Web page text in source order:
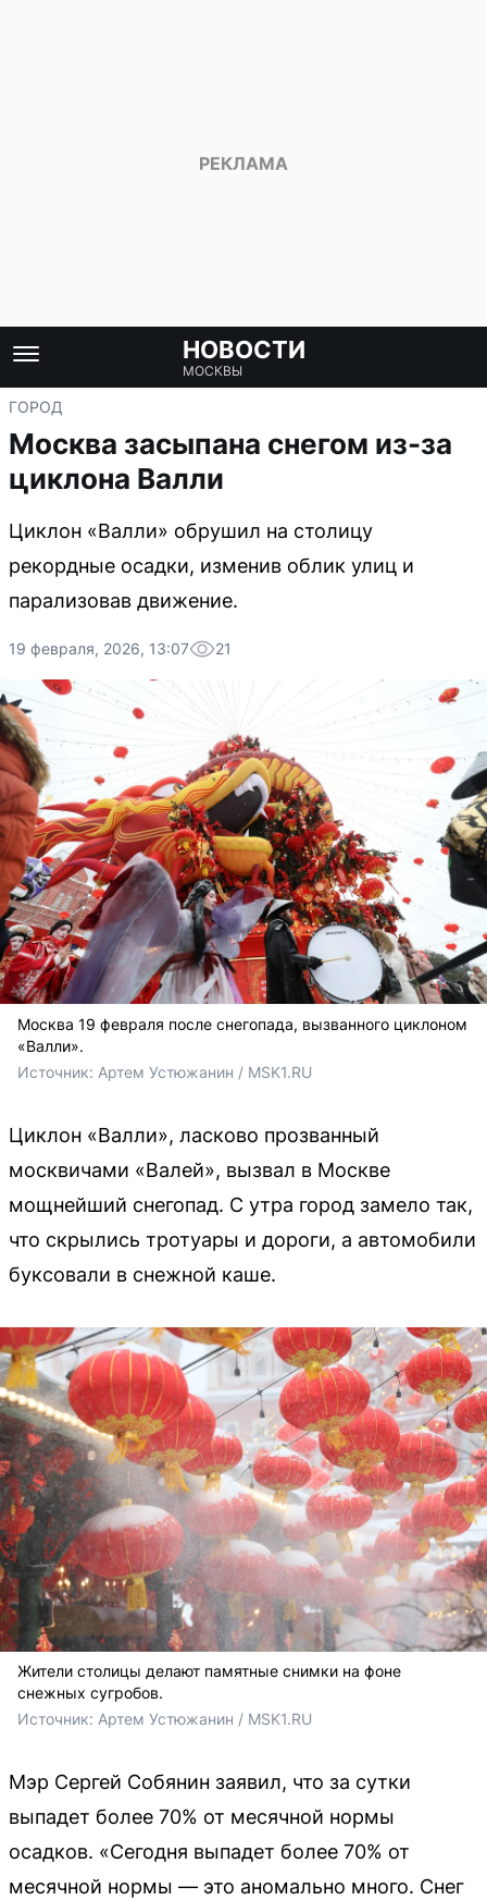
НОВОСТИ
МОСКВЫ
ГОРОД
Москва засыпана снегом из-за
циклона Валли
Циклон «Валли» обрушил на столицу
рекордные осадки, изменив облик улиц и
парализовав движение.
19 февраля, 2026, 13:07 21
Москва 19 февраля после снегопада, вызванного циклоном
«Валли».
Источник: Артем Устюжанин / MSK1.RU
Циклон «Валли», ласково прозванный
москвичами «Валей», вызвал в Москве
мощнейший снегопад. С утра город замело так,
что скрылись тротуары и дороги, а автомобили
буксовали в снежной каше.
Жители столицы делают памятные снимки на фоне
снежных сугробов.
Источник: Артем Устюжанин / MSK1.RU
Мэр Сергей Собянин заявил, что за сутки
выпадет более 70% от месячной нормы
осадков. «Сегодня выпадет более 70% от
месячной нормы — это аномально много. Снег